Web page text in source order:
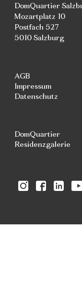
DomQuartier
Mozartplatz 10
Postfach 527
5010 Salzburg
AGB
Impressum
Datenschutz
DomQuartier
Residenzgalerie